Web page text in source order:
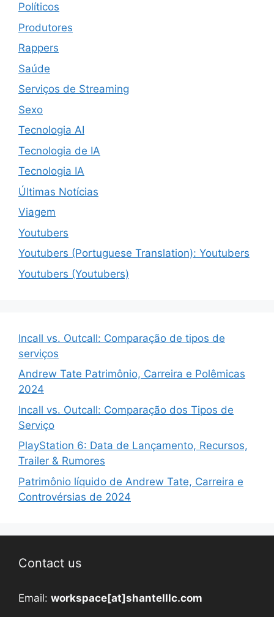
Políticos
Produtores
Rappers
Saúde
Serviços de Streaming
Sexo
Tecnologia AI
Tecnologia de IA
Tecnologia IA
Últimas Notícias
Viagem
Youtubers
Youtubers (Portuguese Translation): Youtubers
Youtubers (Youtubers)
Incall vs. Outcall: Comparação de tipos de
serviços
Andrew Tate Patrimônio, Carreira e Polêmicas
2024
Incall vs. Outcall: Comparação dos Tipos de
Serviço
PlayStation 6: Data de Lançamento, Recursos,
Trailer & Rumores
Patrimônio líquido de Andrew Tate, Carreira e
Controvérsias de 2024
Contact us
Email: workspace[at]shantelllc.com